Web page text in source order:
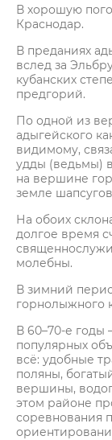
В хорошую
Краснодар.
В преданиях
вслед за
кубанских
предгорий.
По одной из
адыгейского
видимому,
удды (ведьмы)
на вершине
земле
На обоих
долгое время
молебны.
В зимний
горнолыжного
В 60–70-е годы
популярных
всё: удобные
поляны,
вершины,
этом районе
соревнования